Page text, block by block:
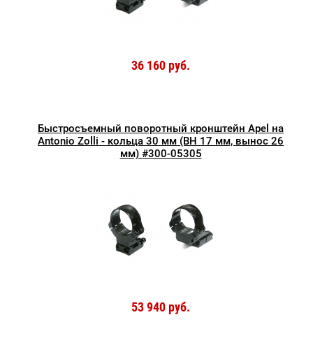
36 160 руб.
Быстросъемный поворотный кронштейн Apel на
Antonio Zolli - кольца 30 мм (BH 17 мм, вынос 26
мм) #300-05305
53 940 руб.